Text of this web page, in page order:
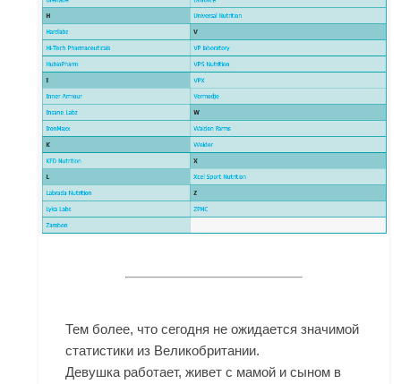
Тем более, что сегодня не ожидается значимой
статистики из Великобритании.
Девушка работает, живет с мамой и сыном в